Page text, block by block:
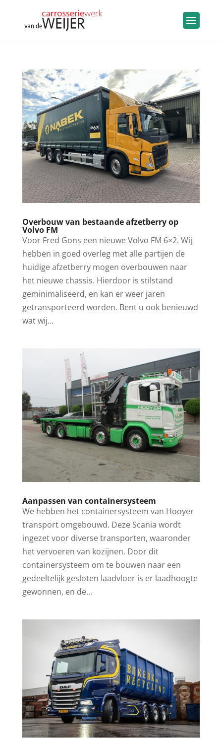
Overbouw van bestaande afzetberry op
Volvo FM
Voor Fred Gons een nieuwe Volvo FM 6×2. Wij
hebben in goed overleg met alle partijen de
huidige afzetberry mogen overbouwen naar
het nieuwe chassis. Hierdoor is stilstand
geminimaliseerd, en kan er weer jaren
getransporteerd worden. Bent u ook benieuwd
wat wij...
Aanpassen van containersysteem
We hebben het containersysteem van Hooyer
transport omgebouwd. Deze Scania wordt
ingezet voor diverse transporten, waaronder
het vervoeren van kozijnen. Door dit
containersysteem om te bouwen naar een
gedeeltelijk gesloten laadvloer is er laadhoogte
gewonnen, en de...